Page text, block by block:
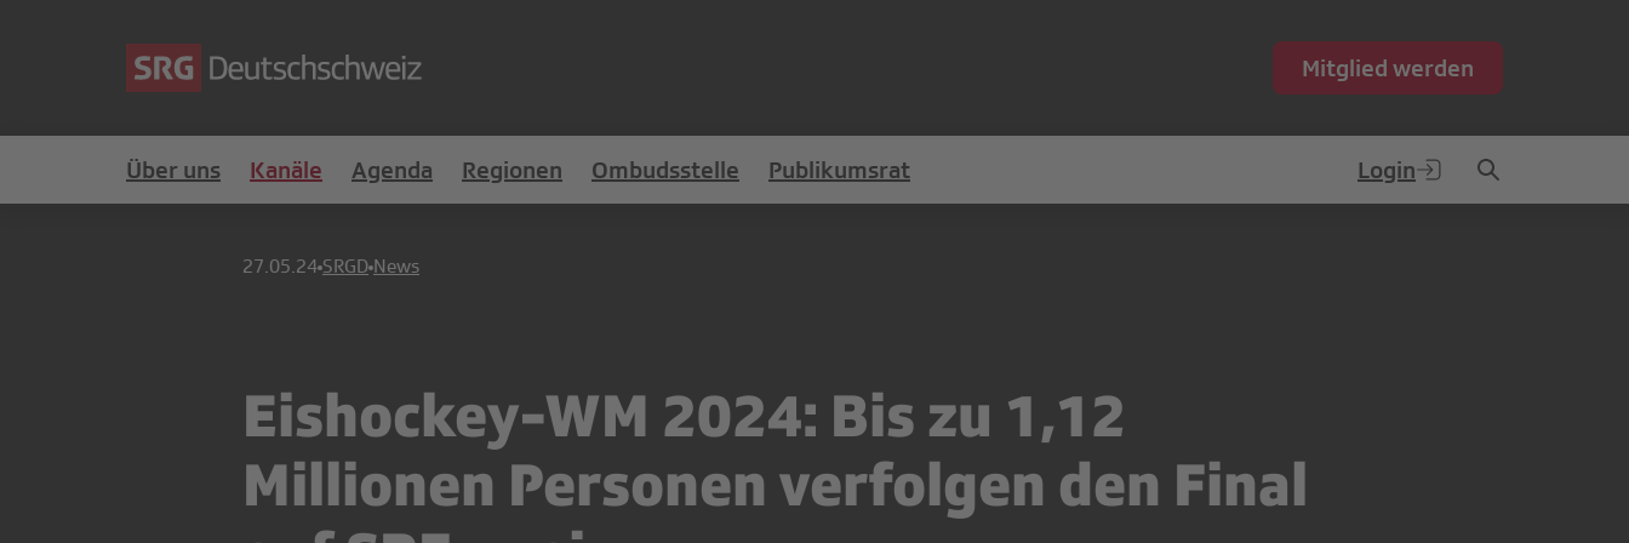
Mitglied werden
Über uns Kanäle Agenda Regionen Ombudsstelle Publikumsrat Login
27.05.24 SRGD News
Eishockey-WM 2024: Bis zu 1,12
Millionen Personen verfolgen den Final